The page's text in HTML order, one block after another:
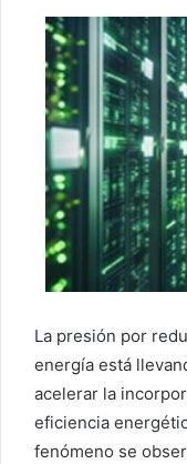
La presión por
energía está
acelerar la
eficiencia
fenómeno se